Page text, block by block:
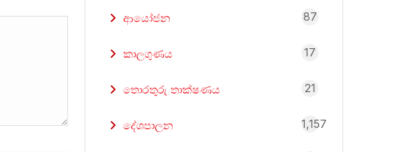
ආයෝජන 87
කාලගුණය 17
තොරතුරු තාක්ෂණය 21
දේශපාලන 1,157